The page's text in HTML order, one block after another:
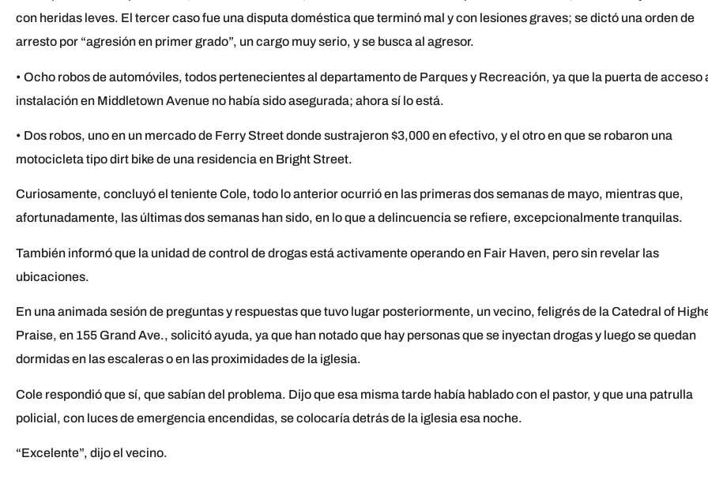
con heridas leves. El tercer caso fue una disputa doméstica que terminó mal y con lesiones graves; se dictó una orden de
arresto por “agresión en primer grado”, un cargo muy serio, y se busca al agresor.
• Ocho robos de automóviles, todos pertenecientes al departamento de Parques y Recreación, ya que la puerta de acceso
instalación en Middletown Avenue no había sido asegurada; ahora sí lo está.
• Dos robos, uno en un mercado de Ferry Street donde sustrajeron $3,000 en efectivo, y el otro en que se robaron una
motocicleta tipo dirt bike de una residencia en Bright Street.
Curiosamente, concluyó el teniente Cole, todo lo anterior ocurrió en las primeras dos semanas de mayo, mientras que,
afortunadamente, las últimas dos semanas han sido, en lo que a delincuencia se refiere, excepcionalmente tranquilas.
También informó que la unidad de control de drogas está activamente operando en Fair Haven, pero sin revelar las
ubicaciones.
En una animada sesión de preguntas y respuestas que tuvo lugar posteriormente, un vecino, feligrés de la Catedral of
Praise, en 155 Grand Ave., solicitó ayuda, ya que han notado que hay personas que se inyectan drogas y luego se quedan
dormidas en las escaleras o en las proximidades de la iglesia.
Cole respondió que sí, que sabían del problema. Dijo que esa misma tarde había hablado con el pastor, y que una patrulla
policial, con luces de emergencia encendidas, se colocaría detrás de la iglesia esa noche.
“Excelente”, dijo el vecino.